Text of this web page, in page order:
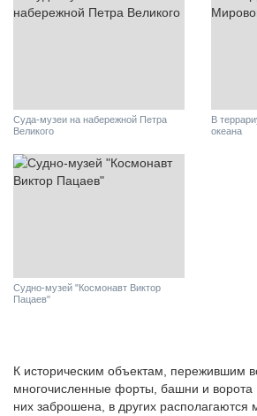
Суда-музеи на набережной Петра
Великого
В
океана
Судно-музей "Космонавт Виктор
Пацаев"
К историческим объектам, пережившим
многочисленные форты, башни и ворота
них заброшена, в других располагаются